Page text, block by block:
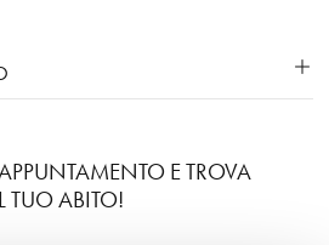
E TROVA
TUO ABITO!